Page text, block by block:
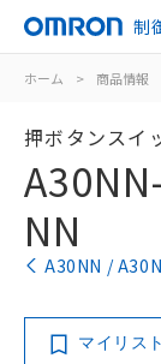
制
ホーム > 商品情報
押ボタンスイ
NN
A30NN /
マイリス